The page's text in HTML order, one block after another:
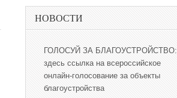
НОВОСТИ
ГОЛОСУЙ ЗА БЛАГОУСТРОЙСТВО:
здесь ссылка на всероссийское
онлайн-голосование за объекты
благоустройства